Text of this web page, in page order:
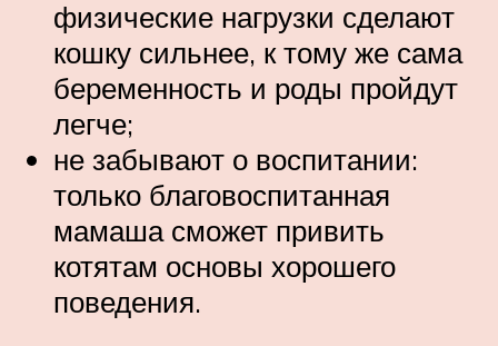
физические нагрузки сделают
кошку сильнее, к тому же сама
беременность и роды пройдут
легче;
не забывают о воспитании:
только благовоспитанная
мамаша сможет привить
котятам основы хорошего
поведения.